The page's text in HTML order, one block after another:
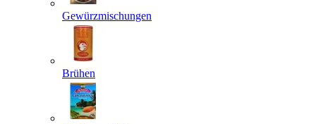
Gewürzmischungen
Brühen